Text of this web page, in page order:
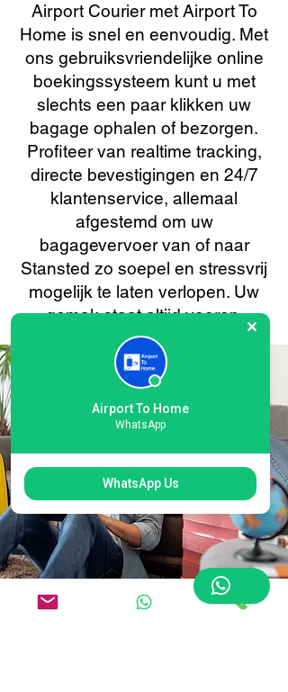
Airport Courier met Airport To
Home is snel en eenvoudig. Met
ons gebruiksvriendelijke online
boekingssysteem kunt u met
slechts een paar klikken uw
bagage ophalen of bezorgen.
Profiteer van realtime tracking,
directe bevestigingen en 24/7
klantenservice, allemaal
afgestemd om uw
bagagevervoer van of naar
Stansted zo soepel en stressvrij
mogelijk te laten verlopen. Uw
gemak staat altijd voorop.
Flexibele koeriersopties
Airport To Home
WhatsApp
WhatsApp Us